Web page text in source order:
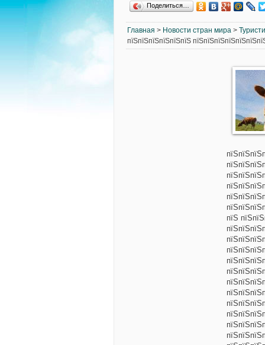
Поделиться…
Главная > Новости стран мира >
пїЅпїЅпїЅпїЅпїЅпїЅ
пїЅ